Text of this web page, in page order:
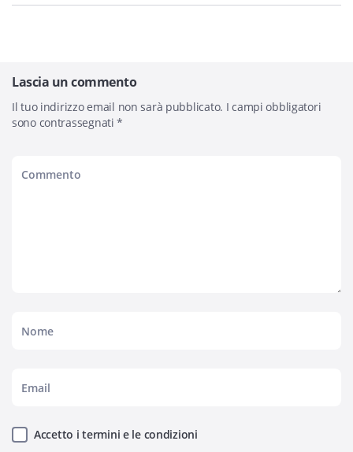
Lascia un commento
Il tuo indirizzo email non sarà pubblicato. I campi obbligatori
sono contrassegnati*
Accetto i termini e le condizioni